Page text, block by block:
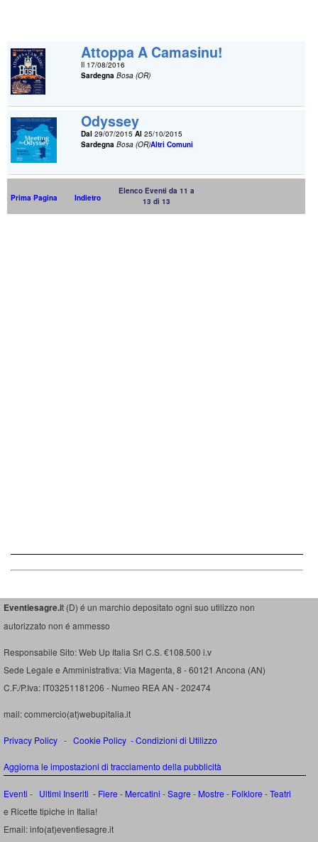
Attoppa A Camasinu!
Il 17/08/2016
Sardegna Bosa (OR)
Odyssey
Dal 29/07/2015Al 25/10/2015
Sardegna Bosa (OR)Altri Comuni
Prima Pagina Indietro
Elenco Eventi da 11 a
13 di 13
Eventiesagre.it (D) é un marchio depositato ogni suo utilizzo non
autorizzato non é ammesso
Responsabile Sito: Web Up Italia Srl C.S. €108.500 i.v
Sede Legale e Amministrativa: Via Magenta, 8 - 60121 Ancona (AN)
C.F./P.Iva: IT03251181206 - Numeo REA AN - 202474
mail: commercio(at)webupitalia.it
Privacy Policy - Cookie Policy -Condizioni di Utilizzo
Aggiorna le impostazioni di tracciamento della pubblicità
Eventi - Ultimi Inseriti - Fiere - Mercatini -Sagre - Mostre - Folklore -Teatri
e Ricette tipiche in Italia!
Email: info(at)eventiesagre.it